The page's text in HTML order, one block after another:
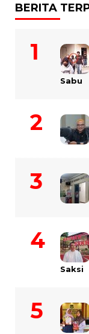
BERITA
Sabu
Saksi